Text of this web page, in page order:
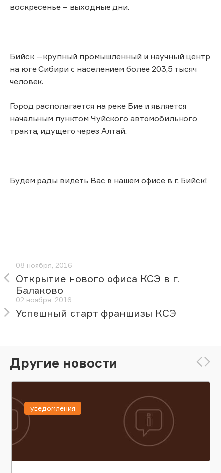
воскресенье – выходные дни.
Бийск —крупный промышленный и научный центр
на юге Сибири с населением более 203,5 тысяч
человек.
Город располагается на реке Бие и является
начальным пунктом Чуйского автомобильного
тракта, идущего через Алтай.
Будем рады видеть Вас в нашем офисе в г. Бийск!
08 ноября, 2016
Открытие нового офиса КСЭ в г.
Балаково
02 ноября, 2016
Успешный старт франшизы КСЭ
Другие новости
уведомления